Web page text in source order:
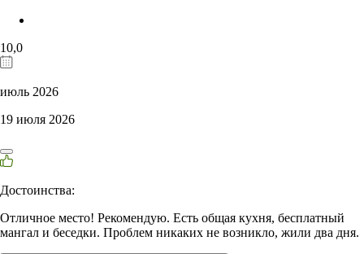
10,0
июль 2026
19 июля 2026
Достоинства:
Отличное место! Рекомендую. Есть общая кухня, бесплатный
мангал и беседки. Проблем никаких не возникло, жили два дня.